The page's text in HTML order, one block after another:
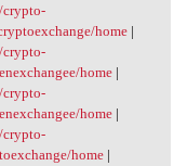
crypto-
home|
crypto-
home|
crypto-
home|
crypto-
home|